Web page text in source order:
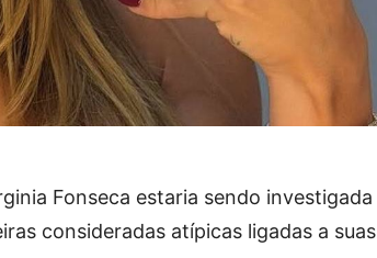
Fonseca estaria sendo investigada
consideradas atípicas ligadas a suas